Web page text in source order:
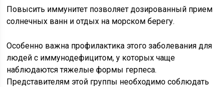
Повысить иммунитет позволяет дозированный прием
солнечных ванн и отдых на морском берегу.
Особенно важна профилактика этого заболевания для
людей с иммунодефицитом, у которых чаще
наблюдаются тяжелые формы герпеса.
Представителям этой группы необходимо соблюдать